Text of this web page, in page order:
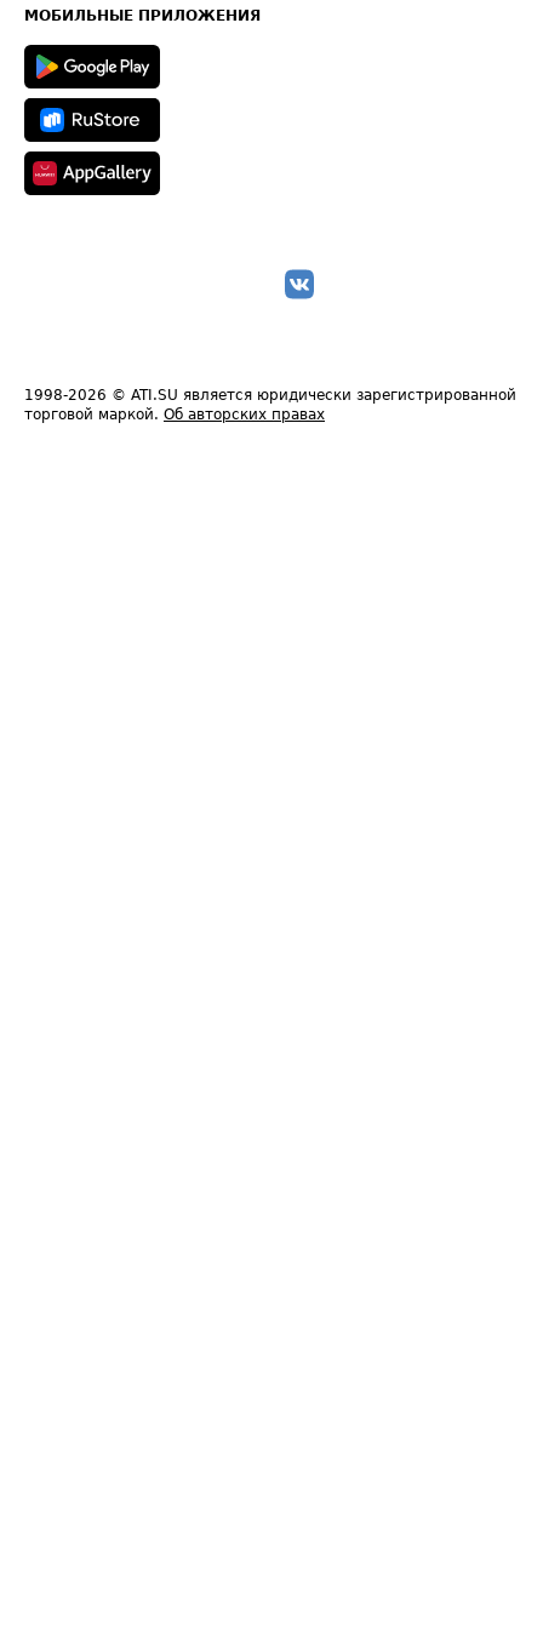
Техническая информация
МОБИЛЬНЫЕ ПРИЛОЖЕНИЯ
1998-2026 © ATI.SU является юридически зарегистрированной
торговой маркой. Об авторских правах